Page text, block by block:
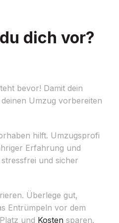
dich vor?
bevor! Damit dein
Umzug vorbereiten
hilft. Umzugsprofi
Erfahrung und
und sicher
Überlege gut,
Entrümpeln vor dem
und Kosten sparen.